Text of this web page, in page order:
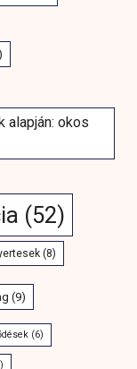
alapján: okos
(52)
(8)
(9)
(6)